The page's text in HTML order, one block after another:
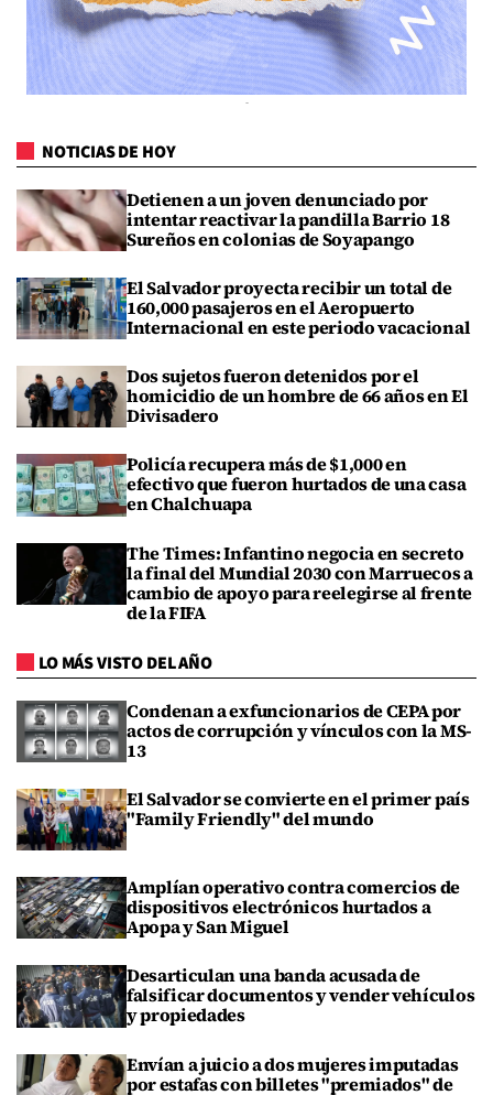
NOTICIAS DE HOY
Detienen a un joven denunciado por
intentar reactivar la pandilla Barrio 18
Sureños en colonias de Soyapango
El Salvador proyecta recibir un total de
160,000 pasajeros en el Aeropuerto
Internacional en este periodo vacacional
Dos sujetos fueron detenidos por el
homicidio de un hombre de 66 años en El
Divisadero
Policía recupera más de $1,000 en
efectivo que fueron hurtados de una casa
en Chalchuapa
The Times: Infantino negocia en secreto
la final del Mundial 2030 con Marruecos a
cambio de apoyo para reelegirse al frente
de la FIFA
LO MÁS VISTO DEL AÑO
Condenan a exfuncionarios de CEPA por
actos de corrupción y vínculos con la MS-
13
El Salvador se convierte en el primer país
"Family Friendly" del mundo
Amplían operativo contra comercios de
dispositivos electrónicos hurtados a
Apopa y San Miguel
Desarticulan una banda acusada de
falsificar documentos y vender vehículos
y propiedades
Envían a juicio a dos mujeres imputadas
por estafas con billetes "premiados" de